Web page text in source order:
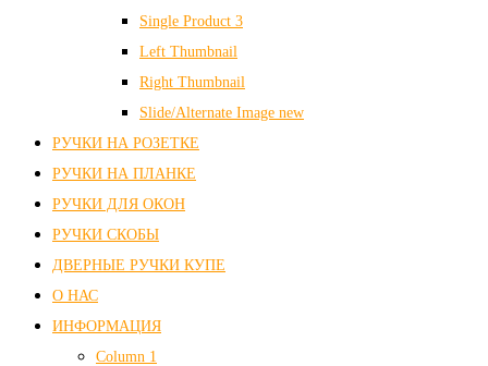
Single Product 3
Left Thumbnail
Right Thumbnail
Slide/Alternate Image new
РУЧКИ НА РОЗЕТКЕ
РУЧКИ НА ПЛАНКЕ
РУЧКИ ДЛЯ ОКОН
РУЧКИ СКОБЫ
ДВЕРНЫЕ РУЧКИ КУПЕ
О НАС
ИНФОРМАЦИЯ
Column 1